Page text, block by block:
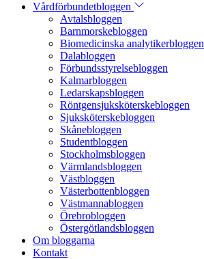
Vårdförbundetbloggen
Avtalsbloggen
Barnmorskebloggen
Biomedicinska analytikerbloggen
Dalabloggen
Förbundsstyrelsebloggen
Kalmarbloggen
Ledarskapsbloggen
Röntgensjuksköterskebloggen
Sjuksköterskebloggen
Skånebloggen
Studentbloggen
Stockholmsbloggen
Värmlandsbloggen
Västbloggen
Västerbottenbloggen
Västmannabloggen
Örebrobloggen
Östergötlandsbloggen
Om bloggarna
Kontakt